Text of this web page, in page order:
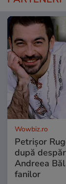
Wowbiz.ro
Petrișor
după
Andreea
fanilor